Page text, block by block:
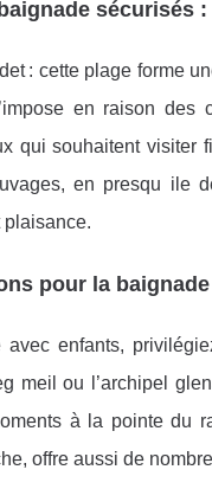
sécurisés
: cette plage forme
en raison
qui souhaitent visiter
en presqu ile
plaisance.
pour la
enfants,
meil ou l’archipel
à la pointe du
offre aussi de